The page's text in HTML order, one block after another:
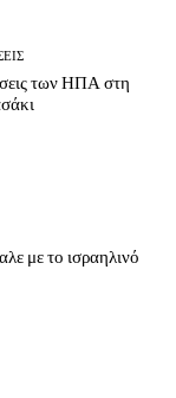
των ΗΠΑ στη
με το ισραηλινό